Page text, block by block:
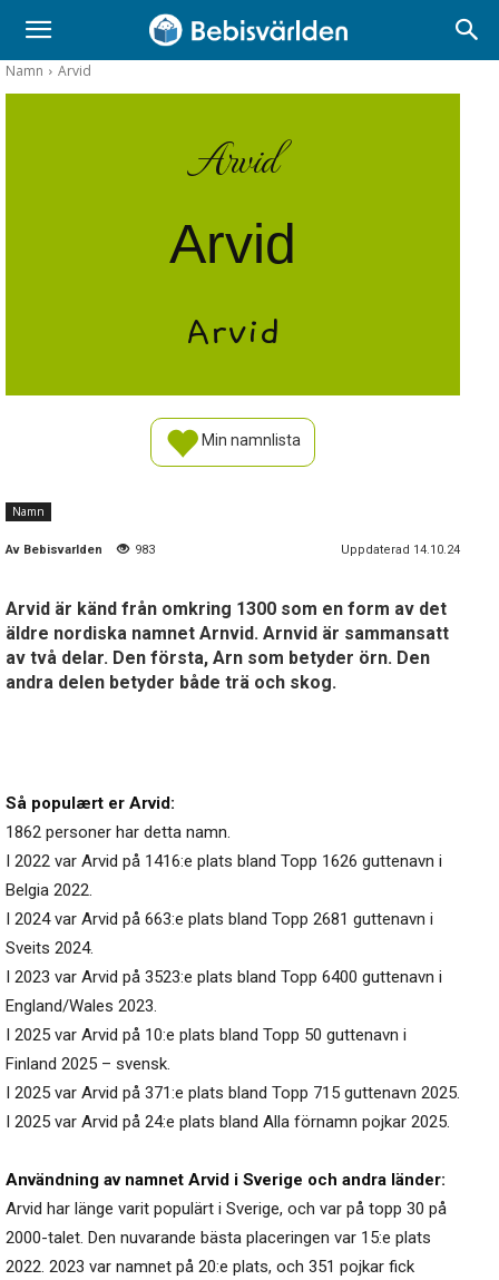
Namn Arvid
Arvid
Arvid
Arvid
Min namnlista
Namn
Av Bebisvarlden 983 Uppdaterad 14.10.24
Arvid är känd från omkring 1300 som en form av det
äldre nordiska namnet Arnvid. Arnvid är sammansatt
av två delar. Den första, Arn som betyder örn. Den
andra delen betyder både trä och skog.
Så populært er Arvid:
1862 personer har detta namn.
I 2022 var Arvid på 1416:e plats bland Topp 1626 guttenavn i
Belgia 2022.
I 2024 var Arvid på 663:e plats bland Topp 2681 guttenavn i
Sveits 2024.
I 2023 var Arvid på 3523:e plats bland Topp 6400 guttenavn i
England/Wales 2023.
I 2025 var Arvid på 10:e plats bland Topp 50 guttenavn i
Finland 2025 – svensk.
I 2025 var Arvid på 371:e plats bland Topp 715 guttenavn 2025.
I 2025 var Arvid på 24:e plats bland Alla förnamn pojkar 2025.
Användning av namnet Arvid i Sverige och andra länder:
Arvid har länge varit populärt i Sverige, och var på topp 30 på
2000-talet. Den nuvarande bästa placeringen var 15:e plats
2022. 2023 var namnet på 20:e plats, och 351 pojkar fick